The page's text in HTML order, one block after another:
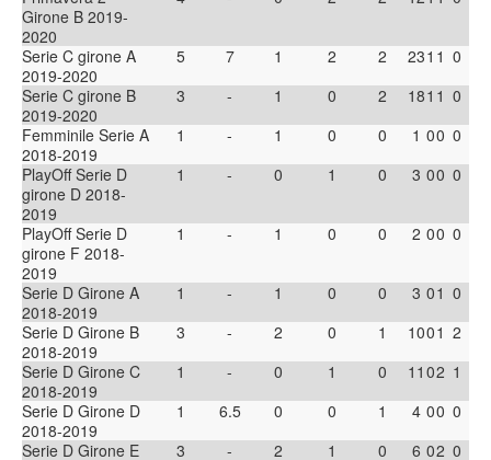
Girone B 2019-
2020
Serie C girone A
2019-2020
5 7 1 2 2 231 1 0
Serie C girone B
2019-2020
3 - 1 0 2 181 1 0
Femminile Serie A
2018-2019
1 - 1 0 0 1 00 0
PlayOff Serie D
girone D 2018-
2019
1 - 0 1 0 3 00 0
PlayOff Serie D
girone F 2018-
2019
1 - 1 0 0 2 00 0
Serie D Girone A
2018-2019
1 - 1 0 0 3 01 0
Serie D Girone B
2018-2019
3 - 2 0 1 1001 2
Serie D Girone C
2018-2019
1 - 0 1 0 11 02 1
Serie D Girone D
2018-2019
1 6.5 0 0 1 4 00 0
Serie D Girone E
3 - 2 1 0 6 02 0